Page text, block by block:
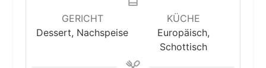
GERICHT
Dessert, Nachspeise
KÜCHE
Europäisch,
Schottisch